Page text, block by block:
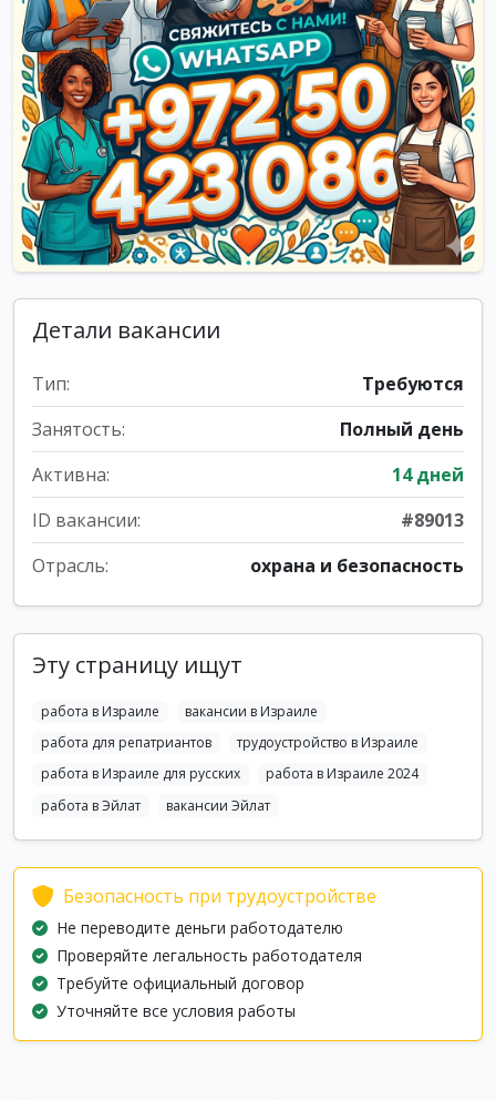
Детали вакансии
Тип:
Требуются
Занятость:
Полный день
Активна:
14 дней
ID вакансии:
#89013
Отрасль:
охрана и безопасность
Эту страницу ищут
работа в Израиле
вакансии в Израиле
работа для репатриантов
трудоустройство в Израиле
работа в Израиле для русских
работа в Израиле 2024
работа в Эйлат
вакансии Эйлат
Безопасность при трудоустройстве
Не переводите деньги работодателю
Проверяйте легальность работодателя
Требуйте официальный договор
Уточняйте все условия работы